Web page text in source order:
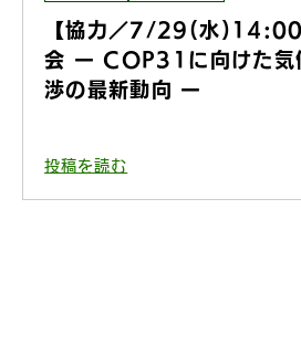
【協力／7/29(水
会 ー COP31に向けた気
渉の最新動向 ー
投稿を読む